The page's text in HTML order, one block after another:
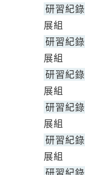
研習紀錄
展組
研習紀錄
展組
研習紀錄
展組
研習紀錄
展組
研習紀錄
展組